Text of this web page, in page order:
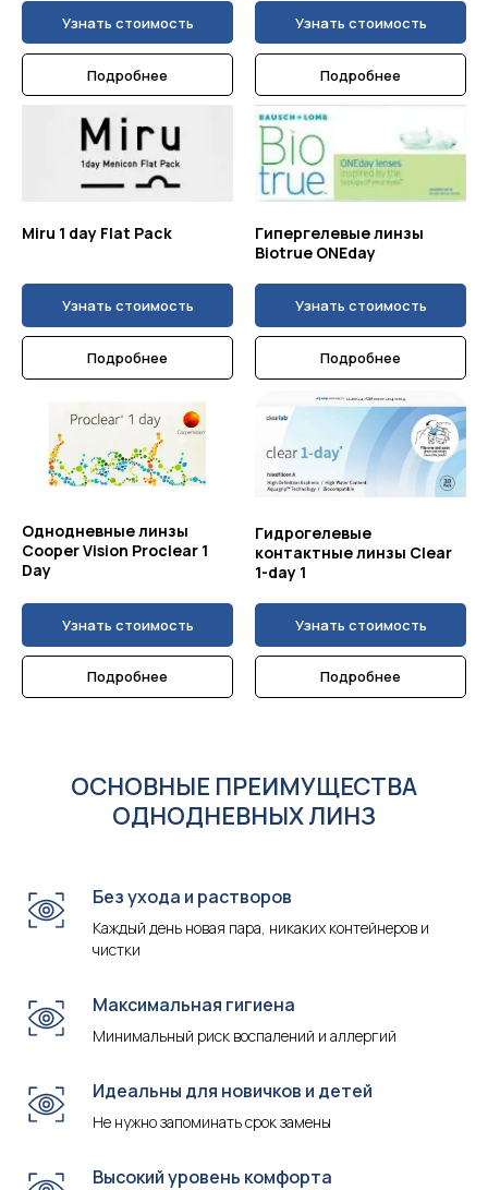
Узнать стоимость
Подробнее
Узнать стоимость
Подробнее
Miru 1 day Flat Pack
Узнать стоимость
Подробнее
Гипергелевые линзы
Biotrue ONEday
Узнать стоимость
Подробнее
Однодневные линзы
Cooper Vision Proclear 1
Day
Узнать стоимость
Подробнее
Гидрогелевые
контактные линзы Clear
1-day 1
Узнать стоимость
Подробнее
ОСНОВНЫЕ ПРЕИМУЩЕСТВА
ОДНОДНЕВНЫХ ЛИНЗ
Без ухода и растворов
Каждый день новая пара, никаких контейнеров и
чистки
Максимальная гигиена
Минимальный риск воспалений и аллергий
Идеальны для новичков и детей
Не нужно запоминать срок замены
Высокий уровень комфорта